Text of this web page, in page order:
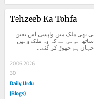
Tehzeeb Ka Tohfa
کے ساتھ ہوتی ہے کہ وہ ملک وہیں
جہاں ہم چھوڑ کر گئے...
20.06.2026
30
Daily Urdu
(Blogs)